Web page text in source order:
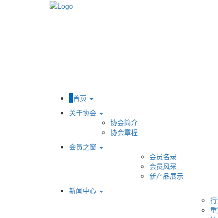
首页
关于协会
协会简介
协会章程
会员之窗
会员名录
会员风采
新产品展示
新闻中心